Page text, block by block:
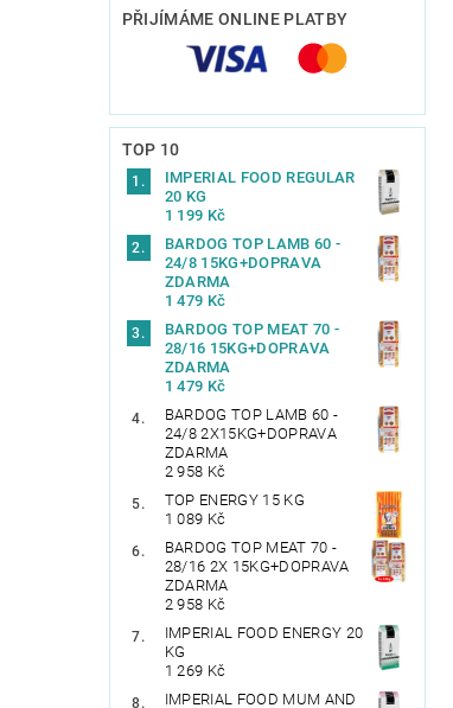
PŘIJÍMÁME ONLINE PLATBY
TOP 10
IMPERIAL FOOD REGULAR
20 KG
1 199 Kč
BARDOG TOP LAMB 60 -
24/8 15KG+DOPRAVA
ZDARMA
1 479 Kč
BARDOG TOP MEAT 70 -
28/16 15KG+DOPRAVA
ZDARMA
1 479 Kč
BARDOG TOP LAMB 60 -
24/8 2X15KG+DOPRAVA
ZDARMA
2 958 Kč
TOP ENERGY 15 KG
1 089 Kč
BARDOG TOP MEAT 70 -
28/16 2X 15KG+DOPRAVA
ZDARMA
2 958 Kč
IMPERIAL FOOD ENERGY 20
KG
1 269 Kč
IMPERIAL FOOD MUM AND